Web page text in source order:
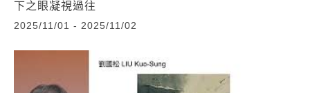
下之眼凝視過往
2025/11/01 - 2025/11/02